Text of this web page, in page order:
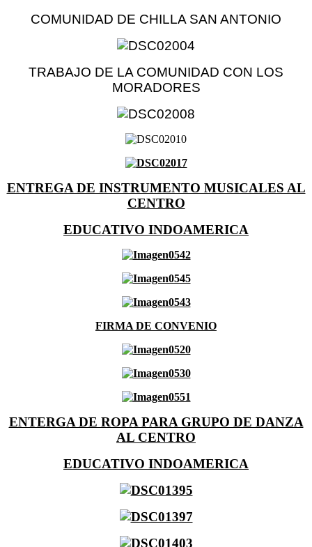
COMUNIDAD DE CHILLA SAN ANTONIO
TRABAJO DE LA COMUNIDAD CON LOS
MORADORES
ENTREGA DE INSTRUMENTO MUSICALES AL
CENTRO
EDUCATIVO INDOAMERICA
FIRMA DE CONVENIO
ENTERGA DE ROPA PARA GRUPO DE DANZA
AL CENTRO
EDUCATIVO INDOAMERICA